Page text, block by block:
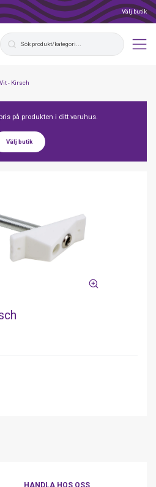
Välj butik
- Kirsch
på produkten i ditt varuhus.
Välj butik